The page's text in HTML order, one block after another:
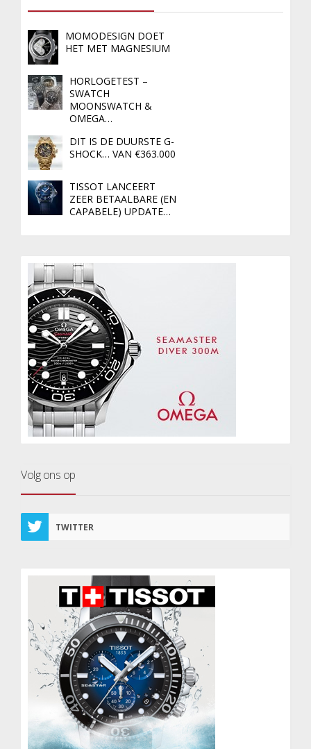
MOMODESIGN DOET
HET MET MAGNESIUM
HORLOGETEST –
SWATCH
MOONSWATCH &
OMEGA…
DIT IS DE DUURSTE G-
SHOCK… VAN €363.000
TISSOT LANCEERT
ZEER BETAALBARE (EN
CAPABELE) UPDATE…
Volg ons op
TWITTER